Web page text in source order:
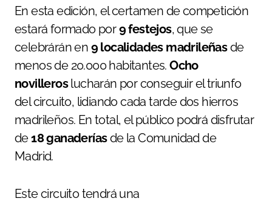
En esta edición, el certamen de competición
estará formado por9 festejos, que se
celebrárán en 9 localidades madrileñasde
menos de 20.000 habitantes.Ocho
novilleroslucharán por conseguir el triunfo
del circuito, lidiando cada tarde dos hierros
madrileños. En total, el público podrá disfrutar
de18 ganaderíasde la Comunidad de
Madrid.
Este circuito tendrá una